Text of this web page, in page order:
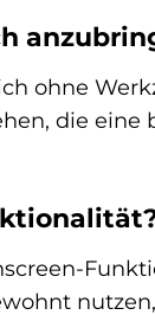
ohne
die eine